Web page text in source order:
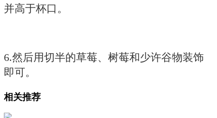
并高于杯口。
6.然后用切半的草莓、树莓和少许谷物装饰
即可。
相关推荐